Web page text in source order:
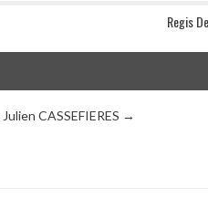
Regis
CASSEFIERES →